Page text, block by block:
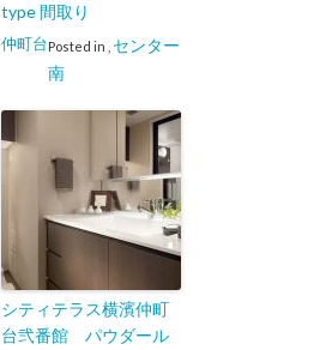
type 間取り
Posted in
仲町台
センター
南
シティテラス横濱仲町
台弐番館 パウダール